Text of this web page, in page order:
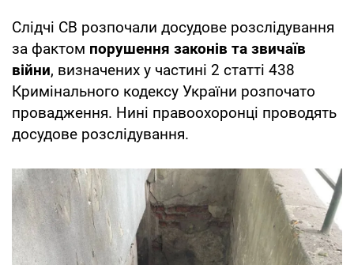
Слідчі СВ розпочали досудове розслідування
за фактом порушення законів та звичаїв
війни, визначених у частині 2 статті 438
Кримінального кодексу України розпочато
провадження. Нині правоохоронці проводять
досудове розслідування.